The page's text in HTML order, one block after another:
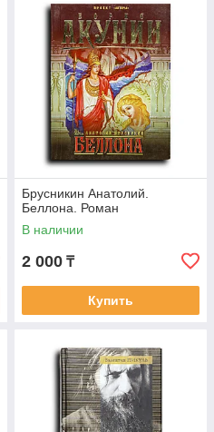
Брусникин Анатолий.
Беллона. Роман
В наличии
2 000 ₸
Купить